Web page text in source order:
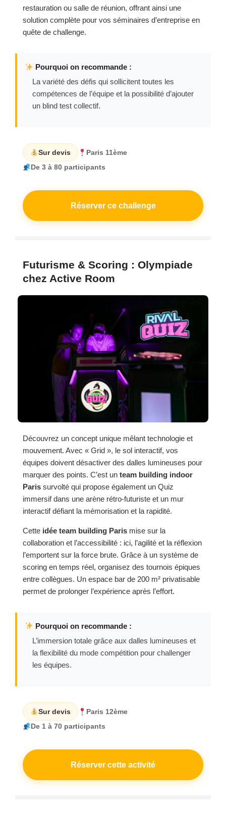
restauration ou salle de réunion, offrant ainsi une
solution complète pour vos séminaires d’entreprise en
quête de challenge.
Pourquoi on recommande :
La variété des défis qui sollicitent toutes les
compétences de l’équipe et la possibilité d’ajouter
un blind test collectif.
Sur devis
Paris 11ème
De 3 à 80 participants
Réserver ce challenge
Futurisme & Scoring : Olympiade
chez Active Room
Découvrez un concept unique mêlant technologie et
mouvement. Avec « Grid », le sol interactif, vos
équipes doivent désactiver des dalles lumineuses pour
marquer des points. C’est un team building indoor
Paris survolté qui propose également un Quiz
immersif dans une arène rétro-futuriste et un mur
interactif défiant la mémorisation et la rapidité.
Cette idée team building Paris mise sur la
collaboration et l’accessibilité : ici, l’agilité et la réflexion
l’emportent sur la force brute. Grâce à un système de
scoring en temps réel, organisez des tournois épiques
entre collègues. Un espace bar de 200 m² privatisable
permet de prolonger l’expérience après l’effort.
Pourquoi on recommande :
L’immersion totale grâce aux dalles lumineuses et
la flexibilité du mode compétition pour challenger
les équipes.
Sur devis
Paris 12ème
De 1 à 70 participants
Réserver cette activité